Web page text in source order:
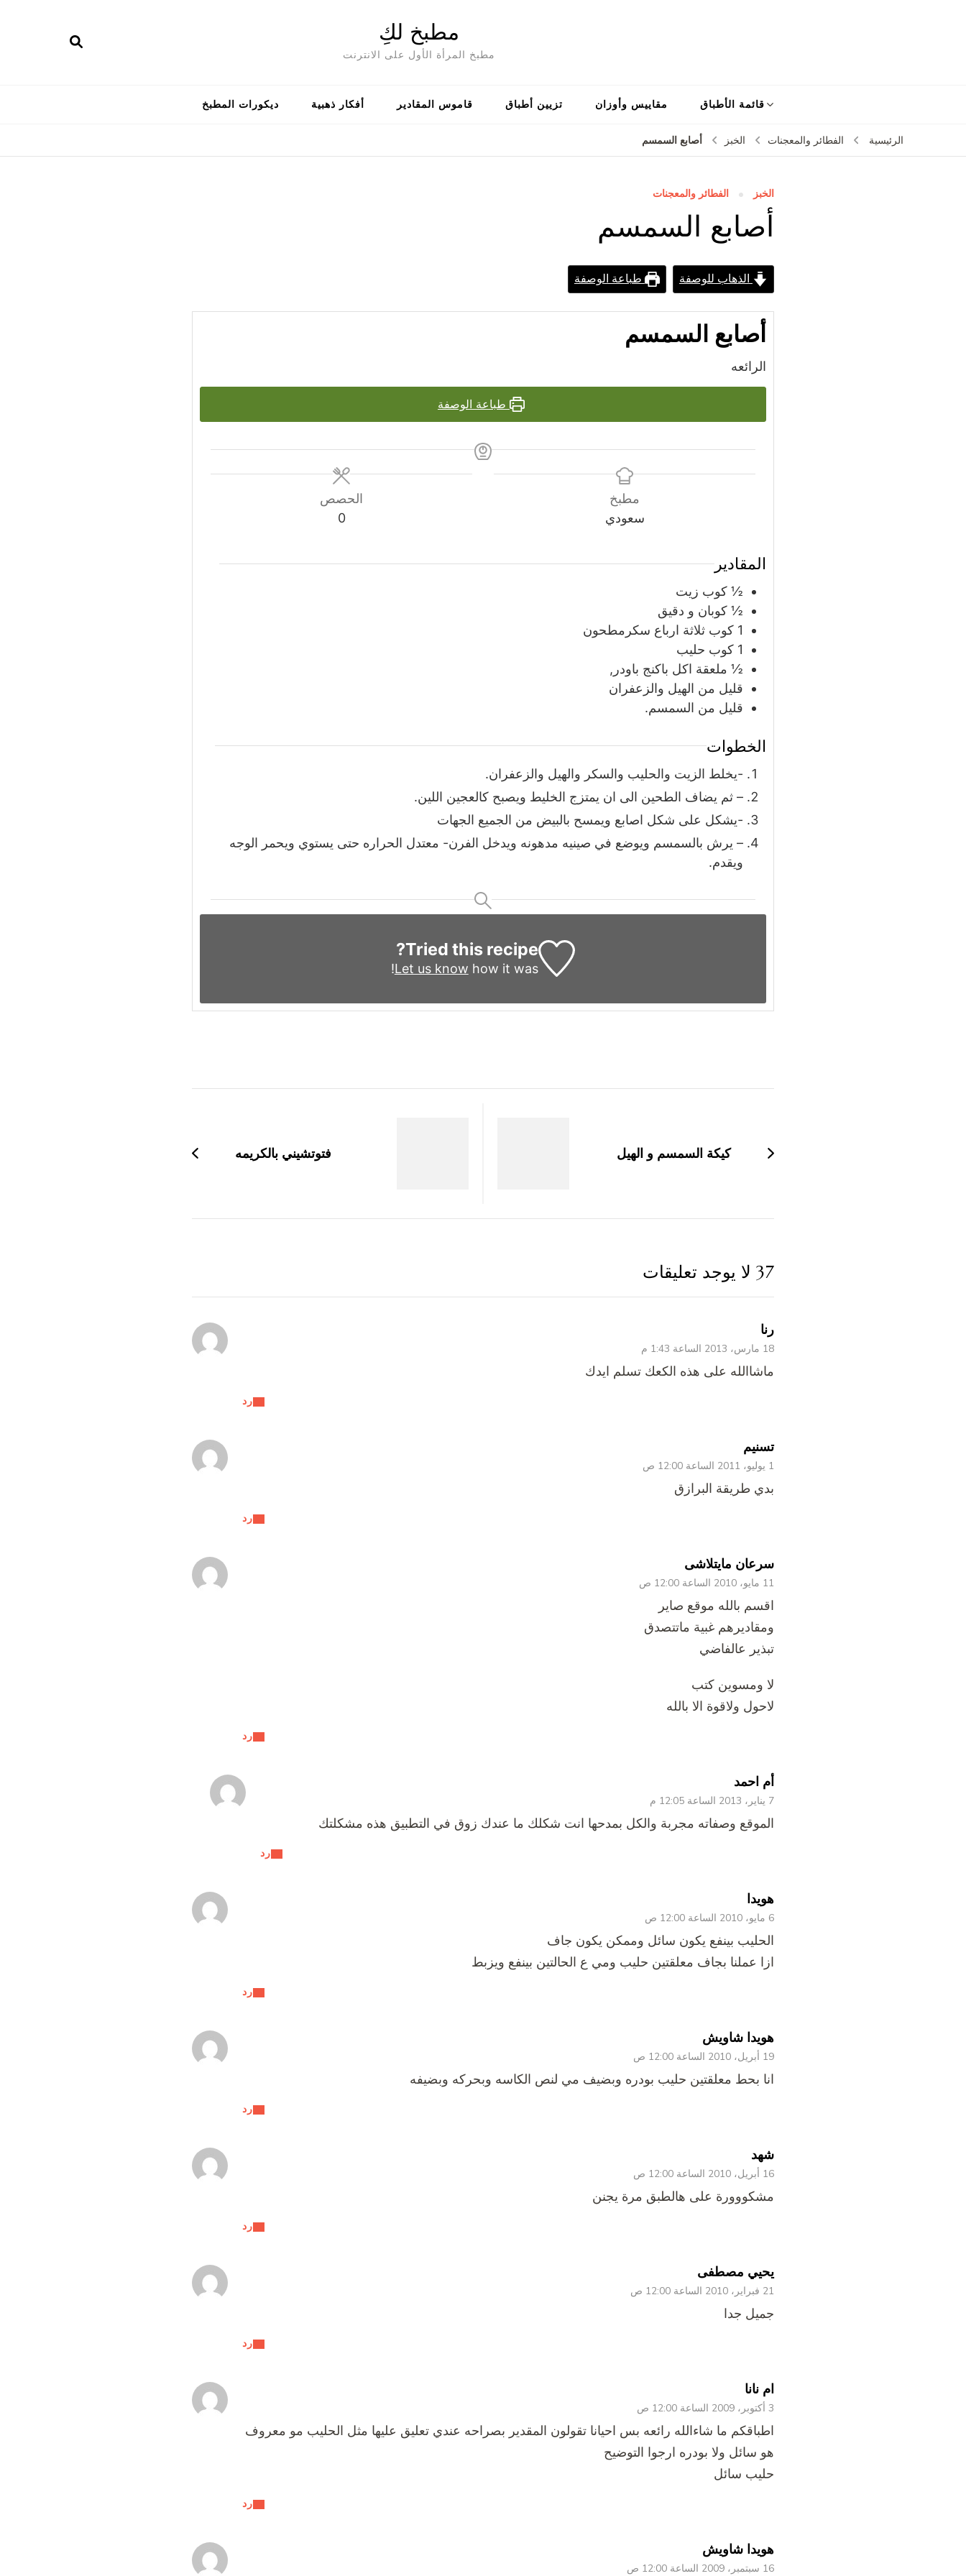
مطبخ لكِ
مطبخ المرأة الأول على الانترنت
قائمة الأطباق مقاييس وأوزان تزيين أطباق قاموس المقادير أفكار ذهبية ديكورات المطبخ
الرئيسية الفطائر والمعجنات الخبز أصابع السمسم
الخبز الفطائر والمعجنات
أصابع السمسم
الذهاب للوصفة طباعة الوصفة
أصابع السمسم
الرائعه
طباعة الوصفة
مطبخ
سعودي
الحصص
0
المقادير
½ كوب زيت
½ كوبان و دقيق
1 كوب ثلاثة ارباع سكرمطحون
1 كوب حليب
½ ملعقة اكل باكنج باودر,
قليل من الهيل والزعفران
قليل من السمسم.
الخطوات
-يخلط الزيت والحليب والسكر والهيل والزعفران.
– ثم يضاف الطحين الى ان يمتزج الخليط ويصبح كالعجين اللين.
-يشكل على شكل اصابع ويمسح بالبيض من الجميع الجهات
– يرش بالسمسم ويوضع في صينيه مدهونه ويدخل الفرن- معتدل الحراره حتى يستوي ويحمر الوجه
ويقدم.
Tried this recipe?
Let us know how it was!
التدوينات
فتوتشيني بالكريمه كيكة السمسم و الهيل
37 لا يوجد تعليقات
رنا
18 مارس، 2013 الساعة 1:43 م
رد
ماشاالله على هذه الكعك تسلم ايدك
تسنيم
1 يوليو، 2011 الساعة 12:00 ص
رد
بدي طريقة البرازق
سرعان مايتلاشى
11 مايو، 2010 الساعة 12:00 ص
رد
اقسم بالله موقع صاير
ومقاديرهم غبية ماتتصدق
تبذير عالفاضي
لا ومسوين كتب
لاحول ولاقوة الا بالله
أم احمد
7 يناير، 2013 الساعة 12:05 م
رد
الموقع وصفاته مجربة والكل بمدحها انت شكلك ما عندك زوق في التطبيق هذه مشكلتك
هويدا
6 مايو، 2010 الساعة 12:00 ص
رد
الحليب بينفع يكون سائل وممكن يكون جاف
ازا عملنا بجاف معلقتين حليب ومي ع الحالتين بينفع ويزبط
هويدا شاويش
19 أبريل، 2010 الساعة 12:00 ص
رد
انا بحط معلقتين حليب بودره وبضيف مي لنص الكاسه وبحركه وبضيفه
شهد
16 أبريل، 2010 الساعة 12:00 ص
رد
مشكووورة على هالطبق مرة يجنن
يحيي مصطفى
21 فبراير، 2010 الساعة 12:00 ص
رد
جميل جدا
ام نانا
3 أكتوبر، 2009 الساعة 12:00 ص
رد
اطباقكم ما شاءالله رائعه بس احيانا تقولون المقدير بصراحه عندي تعليق عليها مثل الحليب مو معروف
هو سائل ولا بودره ارجوا التوضيح
حليب سائل
هويدا شاويش
16 سبتمبر، 2009 الساعة 12:00 ص